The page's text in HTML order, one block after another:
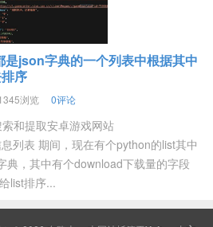
是json字典的一个列表中根据其中
序
浏览 0评论
和提取安卓游戏网站
列表 期间，现在有个python的list其中
典，其中有个download下载量的字段
list排序...